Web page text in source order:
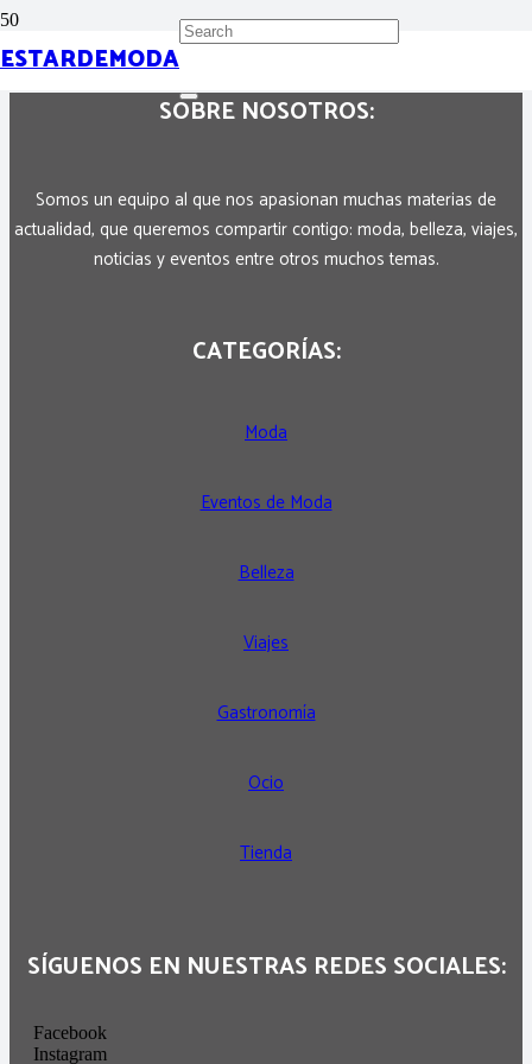
ESTARDEMODA
SOBRE NOSOTROS:
Somos un equipo al que nos apasionan muchas materias de
actualidad, que queremos compartir contigo: moda, belleza, viajes,
noticias y eventos entre otros muchos temas.
CATEGORÍAS:
Moda
Eventos de Moda
Belleza
Viajes
Gastronomía
Ocio
Tienda
SÍGUENOS EN NUESTRAS REDES SOCIALES:
Facebook
Instagram